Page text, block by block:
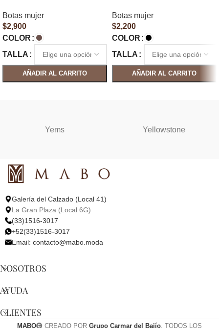
Botas mujer
$2,900
COLOR
TALLA
AÑADIR AL CARRITO
Botas mujer
$2,200
COLOR
TALLA
AÑADIR AL CARRITO
Yems Yellowstone
Galería del Calzado (Local 41)
La Gran Plaza (Local 6G)
(33)1516-3017
+52(33)1516-3017
Email: contacto@mabo.moda
NOSOTROS
AYUDA
CLIENTES
MABO CREADO POR Grupo Carmar del Bajío. TODOS LOS